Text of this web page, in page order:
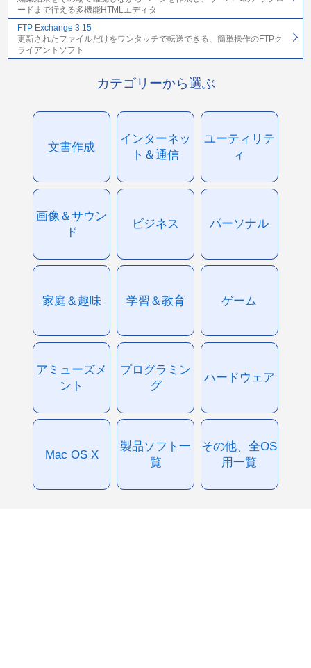
ードまで行える多機能HTMLエディタ
FTP Exchange 3.15
更新されたファイルだけをワンタッチで転送できる、簡単操作のFTPク
ライアントソフト
カテゴリーから選ぶ
文書作成
インターネッ
ト＆通信
ユーティリテ
ィ
画像＆サウン
ド
ビジネス パーソナル
家庭＆趣味 学習＆教育 ゲーム
アミューズメ
ント
プログラミン
グ
ハードウェア
Mac OS X
製品ソフト一
覧
その他、全OS
用一覧